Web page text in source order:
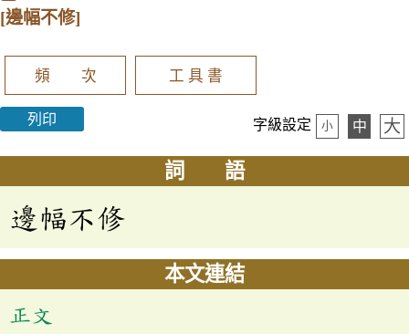
[邊幅不修]
頻 次 工 具 書
列印 字級設定 小 中 大
詞 語
邊幅不修
本文連結
正文